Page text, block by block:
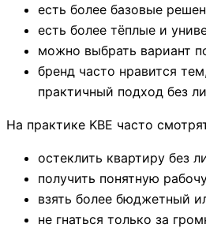
есть более базовые
есть более тёплые и
можно выбрать вариант
бренд часто нравится
практичный подход без
На практике KBE часто
остеклить квартиру без
получить понятную
взять более бюджетный
не гнаться только за